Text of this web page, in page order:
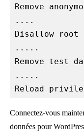
Remove
....
Disallow root
.....
Remove test
.....
Reload
Connectez-vous
données pour